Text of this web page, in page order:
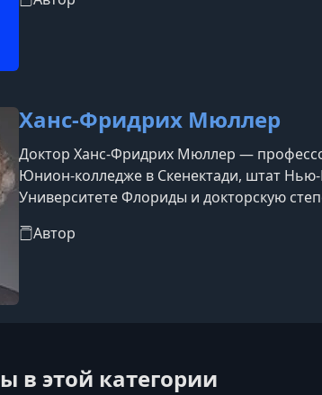
религии, путешествий и
Ханс-Фридрих Мюллер
Доктор Ханс-Фридрих Мюллер —
Юнион-колледже в Скенектади, штат
Университете Флориды и докторскую
Университете Флориды. Профессор
Автор
в этой категории